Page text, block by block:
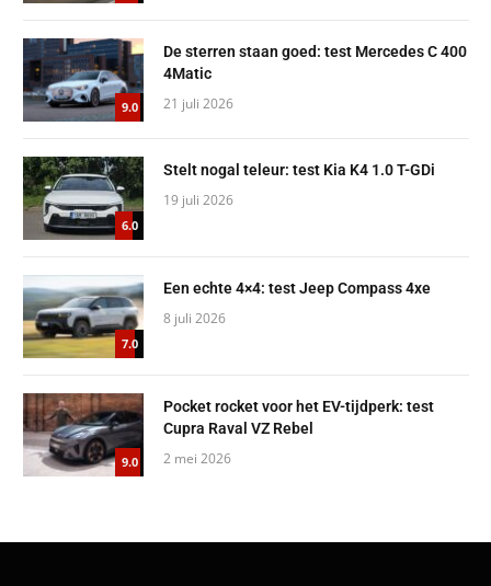
9.0
De sterren staan goed: test Mercedes C 400
4Matic
21 juli 2026
6.0
Stelt nogal teleur: test Kia K4 1.0 T-GDi
19 juli 2026
7.0
Een echte 4×4: test Jeep Compass 4xe
8 juli 2026
9.0
Pocket rocket voor het EV-tijdperk: test
Cupra Raval VZ Rebel
2 mei 2026